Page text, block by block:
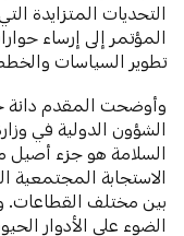
التحديات المتزايدة
المؤتمر إلى إرساء
تطوير السياسات
وأوضحت المقدم دانة
الشؤون الدولية في
السلامة هو جزء أصيل
الاستجابة المجتمعية
بين مختلف القطاعات.
الضوء على الأدوار